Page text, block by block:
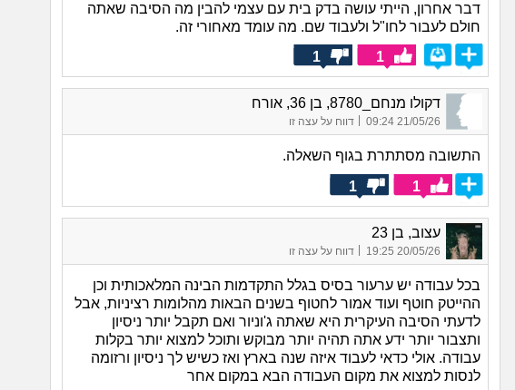
דבר אחרון, הייתי עושה בדק בית עם עצמי להבין מה הסיבה שאתה
חולם לעבור לחו"ל ולעבוד שם. מה עומד מאחורי זה.
1
1
דקולו מנחם_8780, בן 36, אורח
21/05/26 09:24 דווח על עצה זו
התשובה מסתתרת בגוף השאלה.
1
1
עצוב, בן 23
20/05/26 19:25
| דווח על עצה זו
בכל עבודה יש ערעור בסיס בגלל התקדמות הבינה המלאכותית וכן
ההייטק חוטף ועוד אמור לחטוף בשנים הבאות מהלומות רציניות, אבל
לדעתי הסיבה העיקרית היא שאתה ג'וניור ואם תקבל יותר ניסיון
ותצבור יותר ידע אתה תהיה יותר מבוקש ותוכל למצוא יותר בקלות
עבודה. אולי כדאי לעבוד איזה שנה בארץ ואז כשיש לך ניסיון ורזומה
לנסות למצוא את מקום העבודה הבא במקום אחר